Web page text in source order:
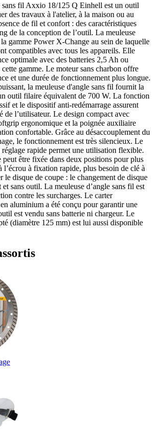
sans fil Axxio 18/125 Q Einhell est un outil
des travaux à l'atelier, à la maison ou au
de fil et confort : des caractéristiques
de la conception de l’outil. La meuleuse
gamme Power X-Change au sein de laquelle
compatibles avec tous les appareils. Elle
optimale avec des batteries 2,5 Ah ou
cette gamme. Le moteur sans charbon offre
et une durée de fonctionnement plus longue.
la meuleuse d'angle sans fil fournit la
outil filaire équivalent de 700 W. La fonction
et le dispositif anti-redémarrage assurent
de l’utilisateur. Le design compact avec
ergonomique et la poignée auxiliaire
confortable. Grâce au désaccouplement du
le fonctionnement est très silencieux. Le
rapide permet une utilisation flexible.
être fixée dans deux positions pour plus
à fixation rapide, plus besoin de clé à
le disque de coupe : le changement de disque
sans outil. La meuleuse d’angle sans fil est
contre les surcharges. Le carter
aluminium a été conçu pour garantir une
est vendu sans batterie ni chargeur. Le
(diamètre 125 mm) est lui aussi disponible